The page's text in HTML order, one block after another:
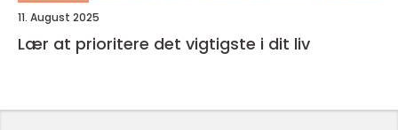
11. August 2025
Lær at prioritere det vigtigste i dit liv